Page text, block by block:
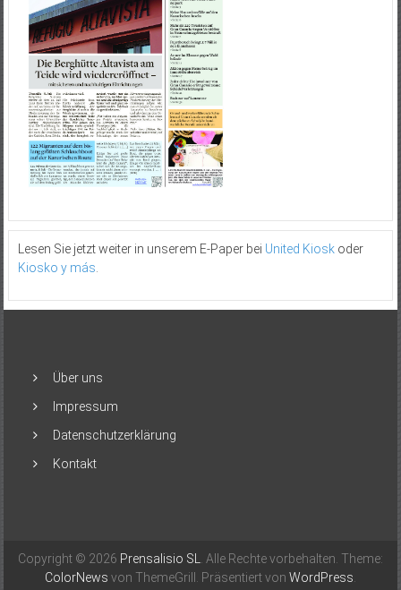
Lesen Sie jetzt weiter in unserem E-Paper bei United Kioskoder
Kiosko y más
Über uns
Impressum
Datenschutzerklärung
Kontakt
Copyright © 2026 Prensalisio SL
. Alle Rechte vorbehalten. Theme:
ColorNews von ThemeGrill. Präsentiert von WordPress